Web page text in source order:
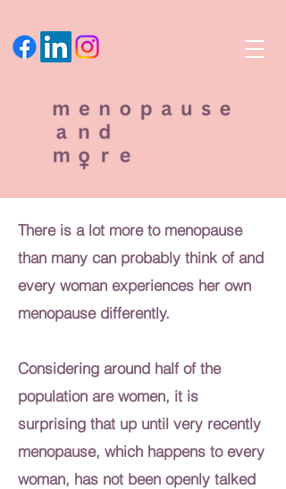
There is a lot more to menopause
than many can probably think of and
every woman experiences her own
menopause differently.
Considering around half of the
population are women, it is
surprising that up until very recently
menopause, which happens to every
woman, has not been openly talked